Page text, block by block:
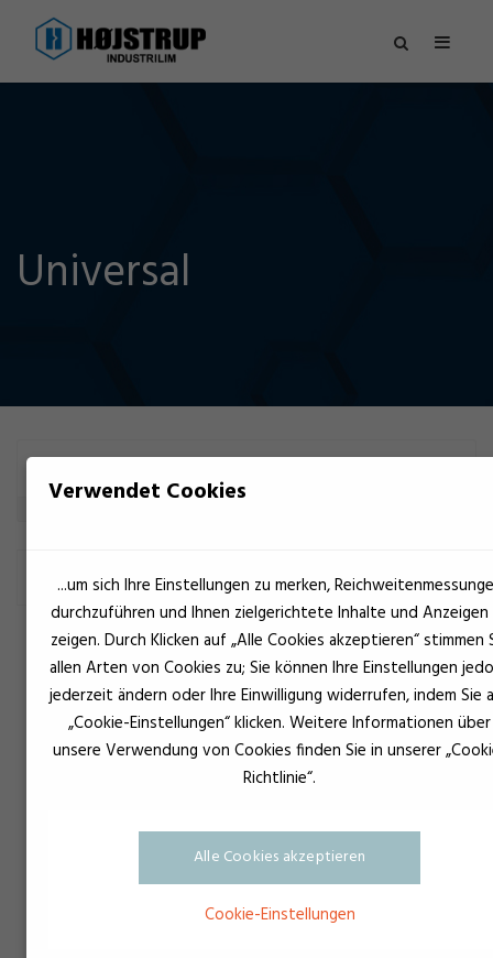
Universal
UNIVERSAL
Verwendet Cookies
...um sich Ihre Einstellungen zu merken,
durchzuführen und Ihnen zielgerichtete Inhalte und Anzeigen
zeigen. Durch Klicken auf „Alle Cookies akzeptieren“ stimmen
allen Arten von Cookies zu; Sie können Ihre Einstellungen
jederzeit ändern oder Ihre Einwilligung widerrufen, indem Sie
„Cookie-Einstellungen“ klicken. Weitere Informationen über
unsere Verwendung von Cookies finden Sie in unserer
Richtlinie“.
Alle Cookies akzeptieren
Cookie-Einstellungen